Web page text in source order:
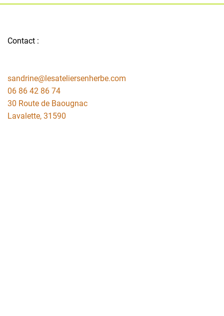
Contact :
sandrine@lesateliersenherbe.com
06 86 42 86 74
30 Route de Baougnac
Lavalette, 31590